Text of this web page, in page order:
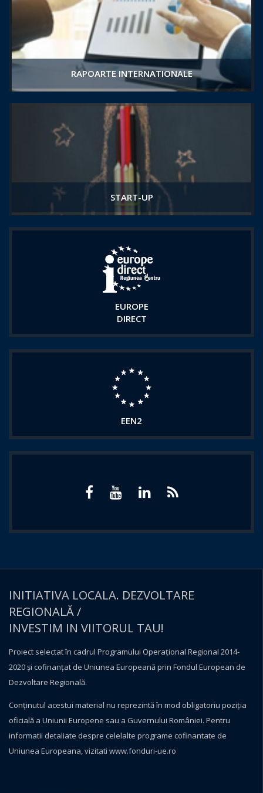
RAPOARTE INTERNATIONALE
START-UP
EUROPE
DIRECT
EEN2
INITIATIVA LOCALA. DEZVOLTARE
REGIONALĂ /
INVESTIM IN VIITORUL TAU!
Proiect selectat în cadrul Programului Operațional Regional 2014-
2020 și cofinanțat de Uniunea Europeană prin Fondul European de
Dezvoltare Regională.
Conţinutul acestui material nu reprezintă în mod obligatoriu poziţia
oficială a Uniunii Europene sau a Guvernului României. Pentru
informatii detaliate despre celelalte programe cofinantate de
Uniunea Europeana, vizitati www.fonduri-ue.ro